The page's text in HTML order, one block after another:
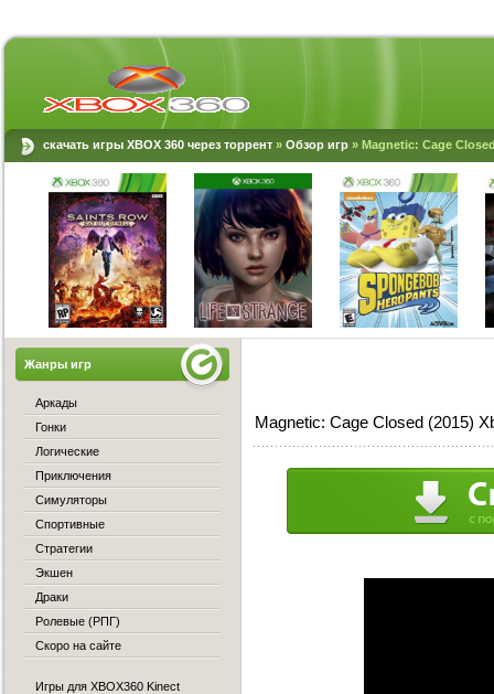
скачать игры XBOX 360 через торрент » Обзор игр » Magnetic: Cage
Magnetic: Cage Closed (2015)
Жанры игр
Аркады
Гонки
Логические
Приключения
Симуляторы
Спортивные
Стратегии
Экшен
Драки
Ролевые (РПГ)
Скоро на сайте
Игры для XBOX360 Kinect